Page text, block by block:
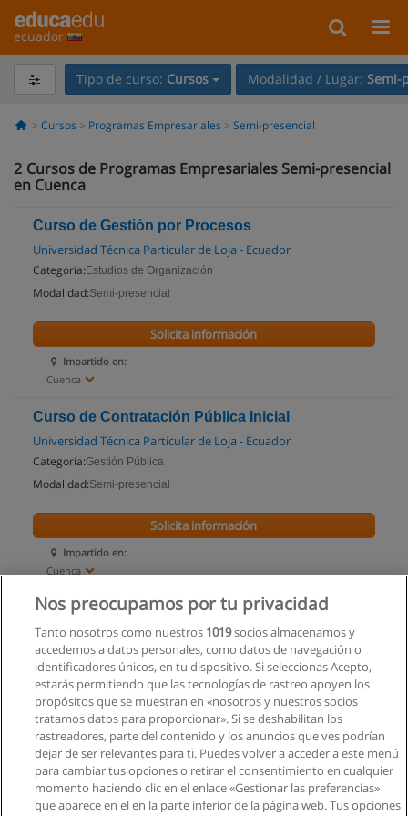
ecuador
Tipo de curso: Cursos Modalidad / Lugar: Semi-
Cursos Programas Empresariales Semi-presencial
2 Cursos de Programas Empresariales Semi-presencial
en Cuenca
Curso de Gestión por Procesos
Universidad Técnica Particular de Loja - Ecuador
Categoría: Estudios de Organización
Modalidad:Semi-presencial
Impartido en:
Cuenca
Solicita información
Curso de Contratación Pública Inicial
Universidad Técnica Particular de Loja - Ecuador
Categoría:Gestión Pública
Modalidad:Semi-presencial
Impartido en:
Cuenca
Solicita información
Nos preocupamos por tu privacidad
Tanto nosotros como nuestros 1019socios almacenamos y
accedemos a datos personales, como datos de navegación o
identificadores únicos, en tu dispositivo. Si seleccionas Acepto,
estarás permitiendo que las tecnologías de rastreo apoyen los
propósitos que se muestran en «nosotros y nuestros socios
tratamos datos para proporcionar». Si se deshabilitan los
rastreadores, parte del contenido y los anuncios que ves podrían
dejar de ser relevantes para ti. Puedes volver a acceder a este menú
para cambiar tus opciones o retirar el consentimiento en cualquier
momento haciendo clic en el enlace «Gestionar las preferencias»
que aparece en el en la parte inferior de la página web. Tus opciones